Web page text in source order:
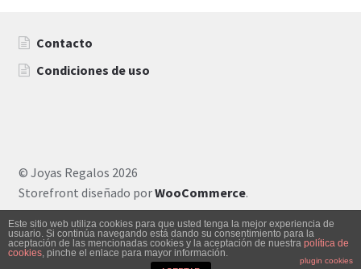
Contacto
Condiciones de uso
© Joyas Regalos 2026
Storefront diseñado porWooCommerce.
Buscar
0
Este sitio web utiliza cookies para que usted tenga la mejor experiencia de
usuario. Si continúa navegando está dando su consentimiento para la
aceptación de las mencionadas cookies y la aceptación de nuestra política de
cookies, pinche el enlace para mayor información.
plugin cookies